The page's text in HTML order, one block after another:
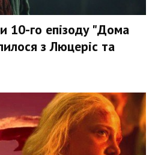
10-го епізоду "Дома
з Люцеріс та